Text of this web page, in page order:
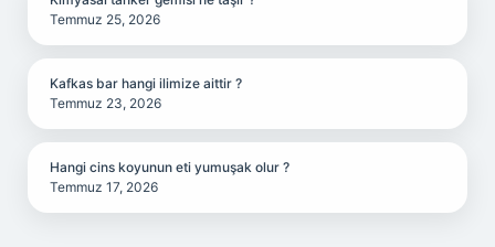
Temmuz 25, 2026
Kafkas bar hangi ilimize aittir ?
Temmuz 23, 2026
Hangi cins koyunun eti yumuşak olur ?
Temmuz 17, 2026